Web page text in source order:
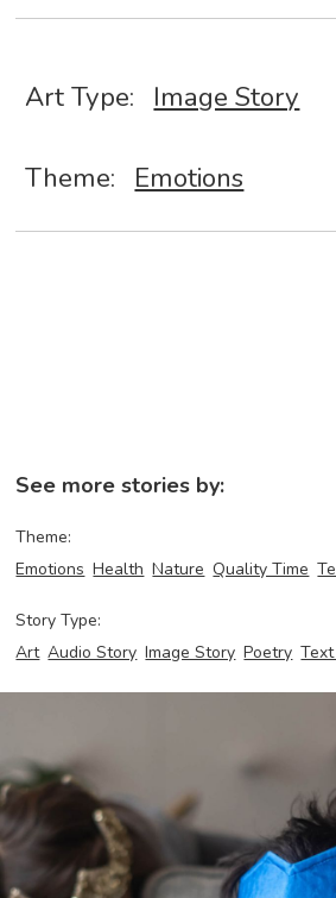
Art Type: Image Story
Theme: Emotions
See more stories by:
Theme:
Emotions Health Nature Quality Time
Story Type:
Art Audio Story Image Story Poetry